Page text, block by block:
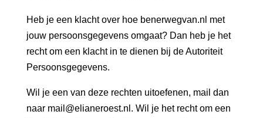
Heb je een klacht over hoe benerwegvan.nl met
jouw persoonsgegevens omgaat? Dan heb je het
recht om een klacht in te dienen bij de Autoriteit
Persoonsgegevens.
Wil je een van deze rechten uitoefenen, mail dan
naar mail@elianeroest.nl. Wil je het recht om een